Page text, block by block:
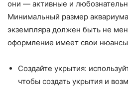
они — активные и
Минимальный размер
экземпляра должен быть не
оформление имеет свои
Создайте укрытия:
чтобы создать укрытия и